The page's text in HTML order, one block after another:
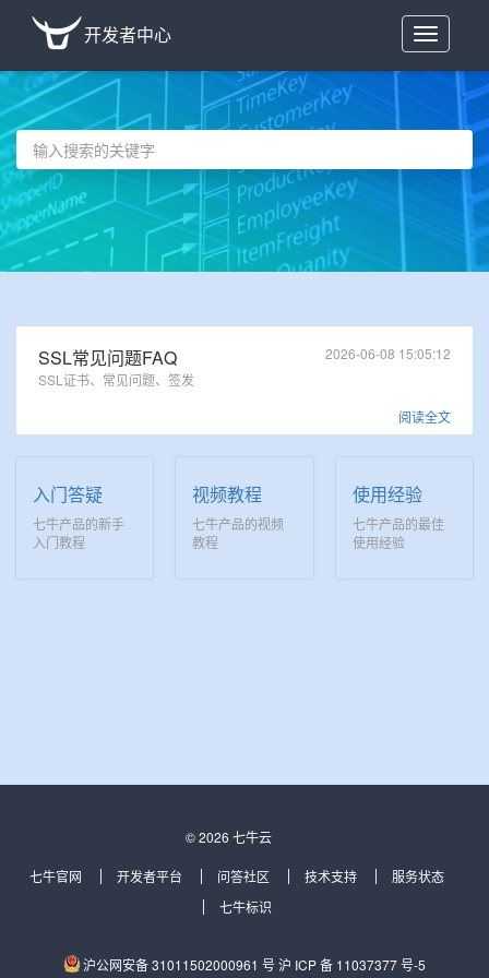
Toggle
navigation
开发者中心
SSL常见问题FAQ
SSL证书、常见问题、签发
阅读全文
2026-06-08 15:05:12
入门答疑
七牛产品的新手
入门教程
视频教程
七牛产品的视频
教程
使用经验
七牛产品的最佳
使用经验
© 2026 七牛云
七牛官网 开发者平台 问答社区 技术支持
服务状态
七牛标识
沪公网安备 31011502000961 号沪 ICP 备 11037377 号-5